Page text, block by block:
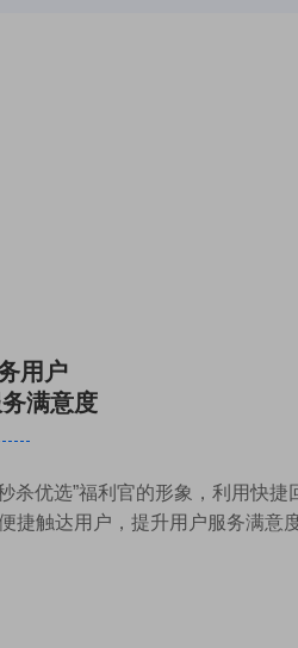
用户
满意度
秒杀优选”福利官的形象，利用快
捷触达用户，提升用户服务满意